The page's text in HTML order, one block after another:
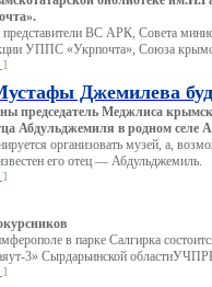
представители ВС АРК, Совета
УППС «Укрпочта», Союза
]
Джемилева
председатель Меджлиса
Абдульджемиля в родном селе
организовать музей, а,
его отец — Абдульджемиль.
]
в парке Салгирка
3» Сырдарьинской
]